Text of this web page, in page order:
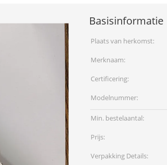
Basisinformatie
Plaats van herkomst:
Merknaam:
Certificering:
Modelnummer:
Min. bestelaantal:
Prijs:
Verpakking Details: